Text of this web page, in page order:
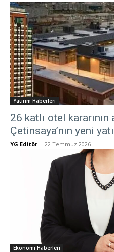
Yatırım Haberleri
26 katlı otel kararının
Çetinsaya’nın yeni
YG Editör - 22 Temmuz 2026
Ekonomi Haberleri